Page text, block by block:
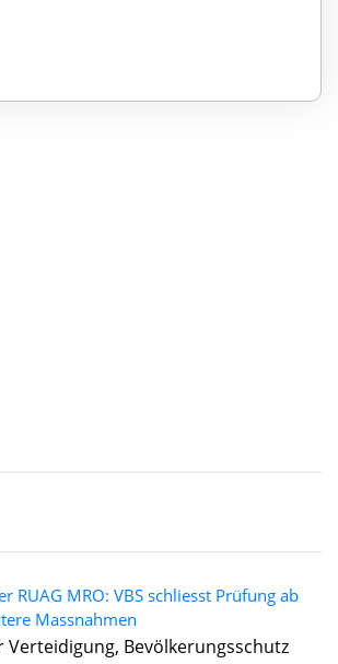
RUAG MRO: VBS schliesst Prüfung ab
Massnahmen
Bevölkerungsschutz